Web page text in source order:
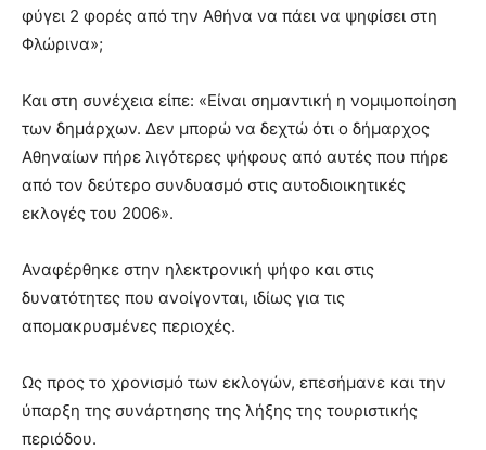
φύγει 2 φορές από την Αθήνα να πάει να ψηφίσει στη
Φλώρινα»;
Και στη συνέχεια είπε: «Είναι σημαντική η νομιμοποίηση
των δημάρχων. Δεν μπορώ να δεχτώ ότι ο δήμαρχος
Αθηναίων πήρε λιγότερες ψήφους από αυτές που πήρε
από τον δεύτερο συνδυασμό στις αυτοδιοικητικές
εκλογές του 2006».
Αναφέρθηκε στην ηλεκτρονική ψήφο και στις
δυνατότητες που ανοίγονται, ιδίως για τις
απομακρυσμένες περιοχές.
Ως προς το χρονισμό των εκλογών, επεσήμανε και την
ύπαρξη της συνάρτησης της λήξης της τουριστικής
περιόδου.